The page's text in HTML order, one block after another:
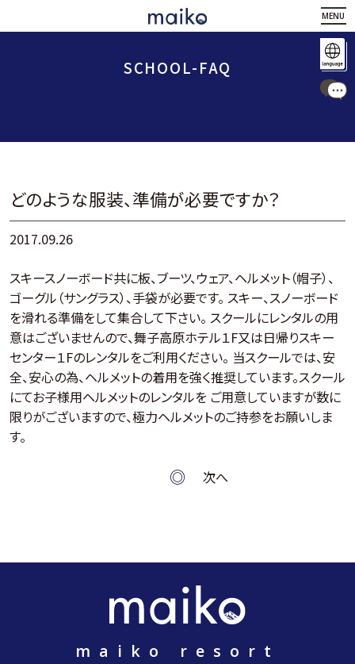
MENU
SCHOOL-FAQ
どのような服装、準備が必要ですか？
2017.09.26
スキースノーボード共に板、ブーツ、ウェア、ヘルメット（帽子）、
ゴーグル（サングラス）、手袋が必要です。 スキー、スノーボード
を滑れる準備をして集合して下さい。 スクールにレンタルの用
意はございませんので、舞子高原ホテル１F又は日帰りスキー
センター１Fのレンタルをご利用ください。 当スクールでは、安
全、安心の為、ヘルメットの着用を強く推奨しています。スクール
にてお子様用ヘルメットのレンタルを ご用意していますが数に
限りがございますので、極力ヘルメットのご持参をお願いしま
す。
次へ
maiko resort